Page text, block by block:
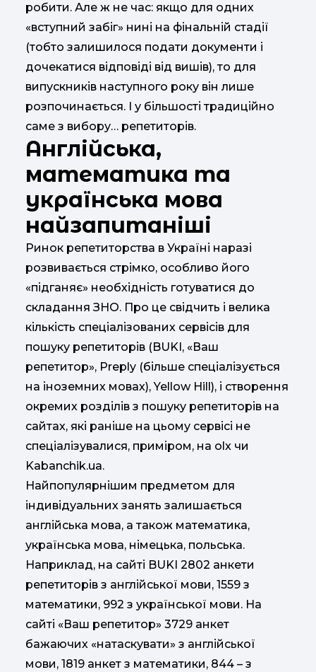
робити. Але ж не час: якщо для одних
«вступний забіг» нині на фінальній стадії
(тобто залишилося подати документи і
дочекатися відповіді від вишів), то для
випускників наступного року він лише
розпочинається. І у більшості традиційно
саме з вибору… репетиторів.
Англійська,
математика та
українська мова
найзапитаніші
Ринок репетиторства в Україні наразі
розвивається стрімко, особливо його
«підганяє» необхідність готуватися до
складання ЗНО. Про це свідчить і велика
кількість спеціалізованих сервісів для
пошуку репетиторів (BUKI, «Ваш
репетитор», Preply (більше спеціалізується
на іноземних мовах), Yellow Hill), і створення
окремих розділів з пошуку репетиторів на
сайтах, які раніше на цьому сервісі не
спеціалізувалися, приміром, на оlx чи
Kabanchik.ua.
Найпопулярнішим предметом для
індивідуальних занять залишається
англійська мова, а також математика,
українська мова, німецька, польська.
Наприклад, на сайті BUKI 2802 анкети
репетиторів з англійської мови, 1559 з
математики, 992 з української мови. На
сайті «Ваш репетитор» 3729 анкет
бажаючих «натаскувати» з англійської
мови, 1819 анкет з математики, 844 – з